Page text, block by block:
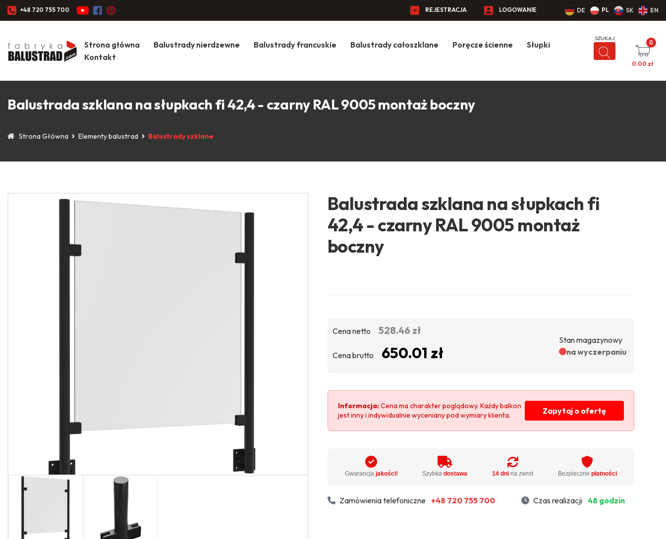
+48 720 755 700 REJESTRACJA LOGOWANIE DE PL SK EN
Strona główna Balustrady nierdzewne Balustrady francuskie Balustrady całoszklane Poręcze ścienne
Słupki
Kontakt
0
0.00 zł
Balustrada szklana na słupkach fi 42,4 - czarny RAL 9005 montaż boczny
Strona Główna Elementy balustrad Balustrady szklane
Balustrada szklana na słupkach fi
42,4 - czarny RAL 9005 montaż
boczny
Cena netto 528.46 zł
Cena brutto 650.01 zł
Stan magazynowy
na wyczerpaniu
Informacja:Cena ma charakter poglądowy. Każdy balkon
jest inny i indywidualnie wyceniany pod wymiary klienta.
Zapytaj o ofertę
Gwarancja jakości! Szybkadostawa 14 dni na zwrot Bezpieczne płatności
Zamówienia telefoniczne +48 720 755 700 Czas realizacji 48 godzin